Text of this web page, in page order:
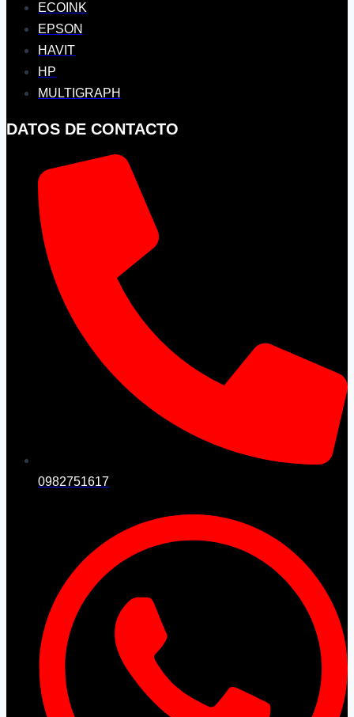
ECOINK
EPSON
HAVIT
HP
MULTIGRAPH
DATOS DE CONTACTO
0982751617